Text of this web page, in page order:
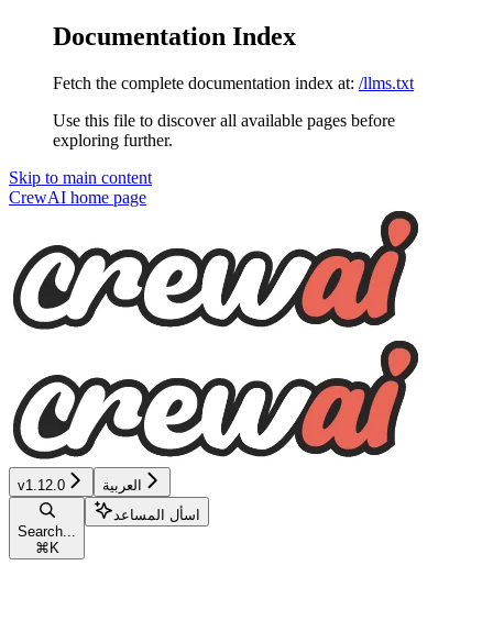
Documentation Index
Fetch the complete documentation index at: /llms.txt
Use this file to discover all available pages before
exploring further.
Skip to main content
CrewAI home page
v1.12.0 العربية
Search...
⌘ K
اسأل المساعد